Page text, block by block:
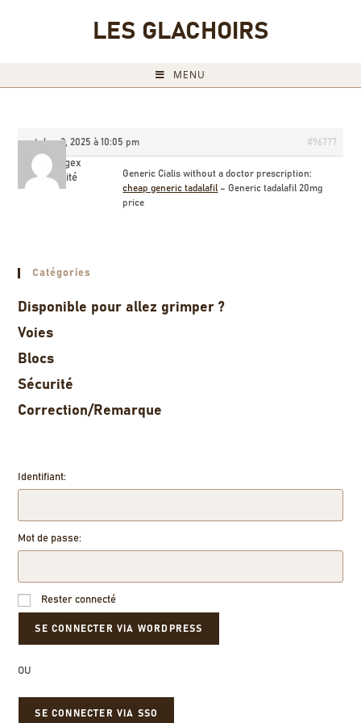
LES GLACHOIRS
MENU
octobre 3, 2025 à 10:05 pm #96777
Brucegex
Invité
Generic Cialis without a doctor prescription:
cheap generic tadalafil – Generic tadalafil 20mg
price
Catégories
Disponible pour allez grimper ?
Voies
Blocs
Sécurité
Correction/Remarque
Identifiant:
Mot de passe:
Rester connecté
OU
SE CONNECTER VIA SSO